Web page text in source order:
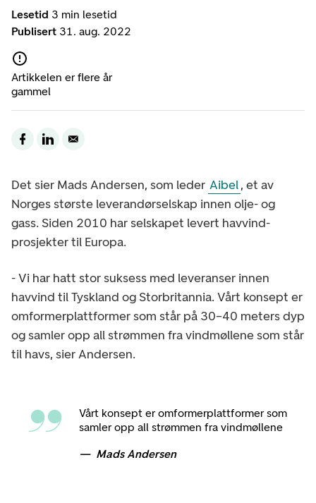
Lesetid 3 min lesetid
Publisert 31. aug. 2022
Artikkelen er flere år
gammel
Det sier Mads Andersen, som leder Aibel, et av
Norges største leverandørselskap innen olje- og
gass. Siden 2010 har selskapet levert havvind-
prosjekter til Europa.
- Vi har hatt stor suksess med leveranser innen
havvind til Tyskland og Storbritannia. Vårt konsept er
omformerplattformer som står på 30–40 meters dyp
og samler opp all strømmen fra vindmøllene som står
til havs, sier Andersen.
Vårt konsept er omformerplattformer som
samler opp all strømmen fra vindmøllene
Mads Andersen